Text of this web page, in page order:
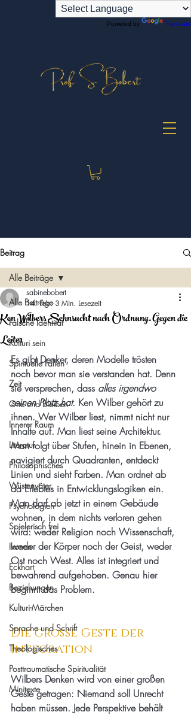
Powered by Translate
Beitrag
Alle Beiträge
Falsche Identität
Kulturi sein
Spirituelle Fallen
Zeit
Orte und Bleiben
Innerer Raum
Literatur
Philosophisches
Wüstenväter
Psychologien
Spielerisch frei
Ikonen
Eckhart
Beziehungen
Kulturi-Märchen
Sprache und Schrift
Theologisches
Posttraumatische Spiritualität
Minitexte
Alle Beiträge
Ken Wilbers Sehnsucht nach Ordnung. Gegen die
Leiter
sabinebobert
14. Feb. 3 Min. Lesezeit
Es gibt Denker, deren Modelle trösten
noch bevor man sie verstanden hat. Denn
sie versprechen, dass alles irgendwo
seinen Platz hat. Ken Wilber gehört zu
ihnen. Wer Wilber liest, nimmt nicht nur
Inhalte auf. Man liest seine Architektur.
Man folgt über Stufen, hinein in Ebenen,
navigiert durch Quadranten, entdeckt
Linien und sieht Farben. Man ordnet ab
da Erlebtes in Entwicklungslogiken ein.
Man darf ab jetzt in einem Gebäude
wohnen, in dem nichts verloren gehen
wird: weder Religion noch Wissenschaft,
weder der Körper noch der Geist, weder
Ost noch West. Alles ist integriert und
bewahrend aufgehoben. Genau hier
beginnt das Problem.
Die große Geste der
Integration
Wilbers Denken wird von einer großen
Geste getragen: Niemand soll Unrecht
haben müssen. Jede Perspektive behält